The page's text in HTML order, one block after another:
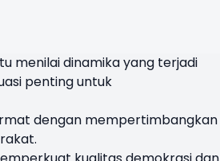
menilai dinamika yang terjadi
penting untuk
dengan mempertimbangkan